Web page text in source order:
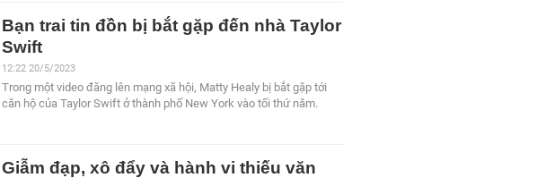
Bạn trai tin đồn bị bắt gặp đến nhà Taylor
Swift
12:22 20/5/2023
Trong một video đăng lên mạng xã hội, Matty Healy bị bắt gặp tới
căn hộ của Taylor Swift ở thành phố New York vào tối thứ năm.
Giẫm đạp, xô đẩy và hành vi thiếu văn